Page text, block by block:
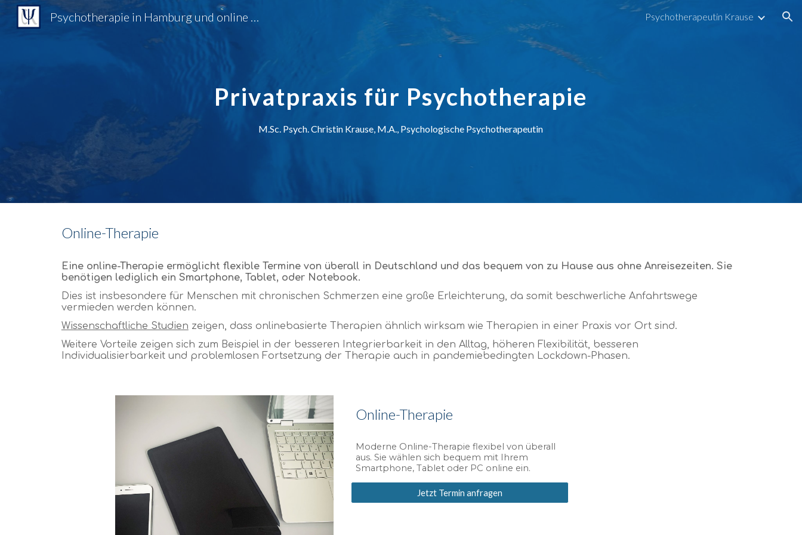
Skip to main content Skip to navigation
Psychotherapie in Hamburg und online Therapie Psychotherapeutin Krause
Privatpraxis für Psychotherapie
M.Sc. Psych. Christin Krause, M.A., Psychologische Psychotherapeutin
Online-Therapie
Eine online-Therapie ermöglicht flexible Termine von überall in Deutschland und das bequem von zu Hause aus ohne Anreisezeiten. Sie
benötigen lediglich ein Smartphone, Tablet, oder Notebook.
Dies ist insbesondere für Menschen mit chronischen Schmerzen eine große Erleichterung, da somit beschwerliche Anfahrtswege
vermieden werden können.
Wissenschaftliche Studien zeigen, dass onlinebasierte Therapien ähnlich wirksam wie Therapien in einer Praxis vor Ort sind.
Weitere Vorteile zeigen sich zum Beispiel in der besseren Integrierbarkeit in den Alltag, höheren Flexibilität, besseren
Individualisierbarkeit und problemlosen Fortsetzung der Therapie auch in pandemiebedingten Lockdown-Phasen.
Online-Therapie
Moderne Online-Therapie flexibel von überall
aus. Sie wählen sich bequem mit Ihrem
Smartphone, Tablet oder PC online ein.
Jetzt Termin anfragen